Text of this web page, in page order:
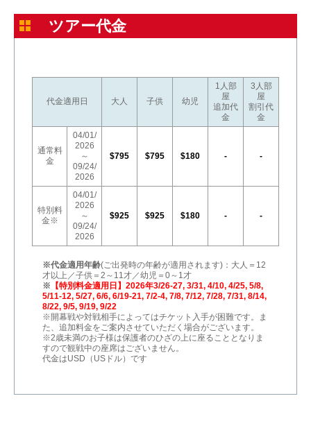
ツアー代金
代金適用日 大人 子供 幼児
1人部
屋
追加代
金
3人部
屋
割引代
金
通常料
金
04/01/
2026
～
09/24/
2026
$795 $795 $180 - -
特別料
金※
04/01/
2026
～
09/24/
2026
$925 $925 $180 - -
※代金適用年齢(ご出発時の年齢が適用されます)：大人＝12
才以上／子供＝2～11才／幼児＝0～1才
※ 【特別料金適用日】2026年3/26-27, 3/31, 4/10, 4/25, 5/8,
5/11-12, 5/27, 6/6, 6/19-21, 7/2-4, 7/8, 7/12, 7/28, 7/31, 8/14,
8/22, 9/5, 9/19, 9/22
※開幕戦や対戦相手によってはチケット入手が困難です。ま
た、追加料金をご案内させていただく場合がございます。
※2歳未満のお子様は保護者のひざの上に座ることとなりま
すので観戦中の座席はございません。
代金はUSD（USドル）です